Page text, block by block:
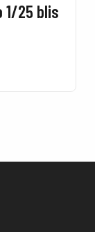
1/25 blis